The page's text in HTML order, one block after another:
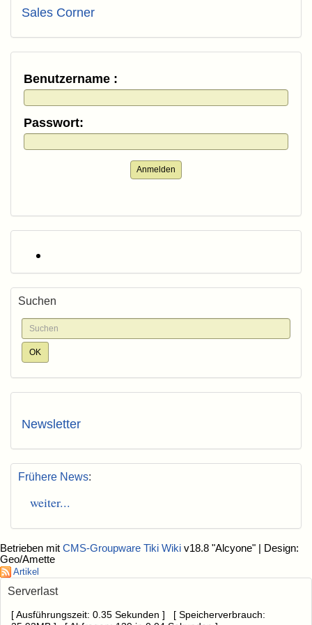
Sales Corner
Benutzername :
Passwort:
Anmelden
Suchen
Newsletter
Frühere News:
weiter...
Betrieben mit CMS-Groupware Tiki Wiki v18.8 "Alcyone" | Design:
Geo/Amette
Artikel
Serverlast
[ Ausführungszeit: 0.35 Sekunden ] [ Speicherverbrauch: